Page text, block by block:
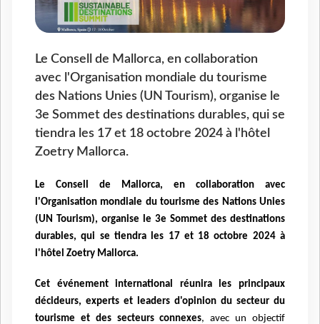
Le Consell de Mallorca, en collaboration
avec l'Organisation mondiale du tourisme
des Nations Unies (UN Tourism), organise le
3e Sommet des destinations durables, qui se
tiendra les 17 et 18 octobre 2024 à l'hôtel
Zoetry Mallorca.
Le Consell de Mallorca, en collaboration avec
l'Organisation mondiale du tourisme des Nations Unies
(UN Tourism), organise le 3e Sommet des destinations
durables, qui se tiendra les 17 et 18 octobre 2024 à
l'hôtel Zoetry Mallorca.
Cet événement international réunira les principaux
décideurs, experts et leaders d'opinion du secteur du
tourisme et des secteurs connexes, avec un objectif